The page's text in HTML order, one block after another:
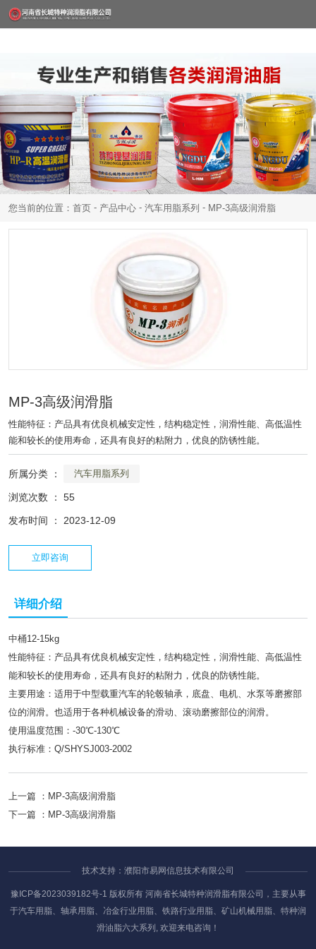
您当前的位置：首页 - 产品中心 - 汽车用脂系列 - MP-3高级润滑脂
MP-3高级润滑脂
性能特征：产品具有优良机械安定性，结构稳定性，润滑性能、高低温性
能和较长的使用寿命，还具有良好的粘附力，优良的防锈性能。
所属分类 ： 汽车用脂系列
浏览次数 ： 55
发布时间 ： 2023-12-09
立即咨询
详细介绍
中桶12-15kg
性能特征：产品具有优良机械安定性，结构稳定性，润滑性能、高低温性
能和较长的使用寿命，还具有良好的粘附力，优良的防锈性能。
主要用途：适用于中型载重汽车的轮毂轴承，底盘、电机、水泵等磨擦部
位的润滑。也适用于各种机械设备的滑动、滚动磨擦部位的润滑。
使用温度范围：-30℃-130℃
执行标准：Q/SHYSJ003-2002
上一篇 ： MP-3高级润滑脂
下一篇 ： MP-3高级润滑脂
技术支持：濮阳市易网信息技术有限公司
豫ICP备2023039182号-1 版权所有 河南省长城特种润滑脂有限公司，主要从事
于汽车用脂、轴承用脂、冶金行业用脂、铁路行业用脂、矿山机械用脂、特种润
滑油脂六大系列, 欢迎来电咨询！